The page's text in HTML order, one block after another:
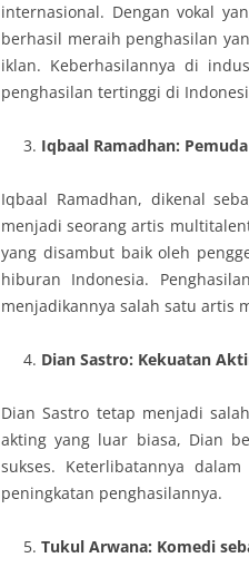
internasional. Dengan vokal
berhasil meraih penghasilan
iklan. Keberhasilannya di
penghasilan tertinggi di
Iqbaal Ramadhan:
Iqbaal Ramadhan, dikenal
menjadi seorang artis
yang disambut baik oleh
hiburan Indonesia.
menjadikannya salah satu artis
Dian Sastro: Kekuatan
Dian Sastro tetap menjadi
akting yang luar biasa, Dian
sukses. Keterlibatannya
peningkatan penghasilannya.
Tukul Arwana: Komedi